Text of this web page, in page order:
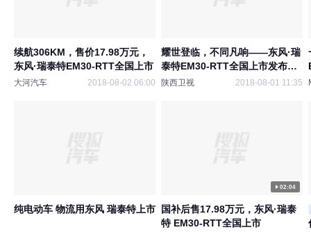
续航306KM，售价17.98万元，
东风·瑞泰特EM30-RTT全国上市
大河汽车 2018-08-02 06:00
耀世登临，不同凡响——东风·瑞
泰特EM30-RTT全国上市发布会
隆重举行
陕西卫视 2018-08-01 11:35
纯电动车 物流用东风 瑞泰特上市
02:04
国补后售17.98万元，东风·瑞泰
特 EM30-RTT全国上市